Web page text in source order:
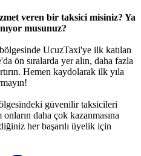
veren bir taksici misiniz? Ya
musunuz?
UcuzTaxi'ye ilk katılan
ön sıralarda yer alın, daha fazla
Hemen kaydolarak ilk yıla
güvenilir taksicileri
daha çok kazanmasına
her başarılı üyelik için